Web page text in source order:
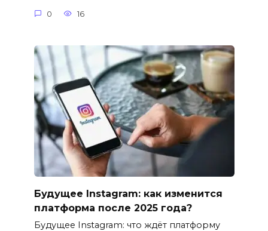
0 16
Будущее Instagram: как изменится
платформа после 2025 года?
Будущее Instagram: что ждёт платформу